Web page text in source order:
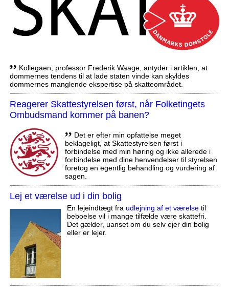
,, Kollegaen, professor Frederik Waage, antyder i artiklen, at
dommernes tendens til at lade staten vinde kan skyldes
dommernes manglende ekspertise på skatteområdet.
Reagerer Skattestyrelsen først, når Folketingets
Ombudsmand kommer på banen?
,, Det er efter min opfattelse meget
beklageligt, at Skattestyrelsen først i
forbindelse med min høring og ikke allerede i
forbindelse med dine henvendelser til styrelsen
foretog en egentlig behandling og vurdering af
sagen.
Lej et værelse ud i din bolig
En lejeindtægt fra udlejning af et værelsetil
beboelse vil i mange tilfælde være skattefri.
Det gælder, uanset om du selv ejer din bolig
eller er lejer.